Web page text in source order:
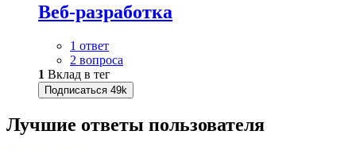
Веб-разработка
1 ответ
2 вопроса
1 Вклад в тег
Подписаться 49k
Лучшие ответы пользователя